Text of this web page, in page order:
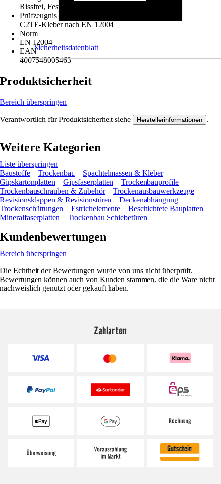
Rissfrei, Fest, Tragfähig
Prüfzeugnis
C2TE-Kleber nach EN 12004
Norm
EN 12004
EAN
4007548005463
Sicherheitsdatenblatt
Produktsicherheit
Bereich überspringen
Verantwortlich für Produktsicherheit siehe Herstellerinformationen .
Weitere Kategorien
Liste überspringen
Baustoffe
Trockenbau
Spachtelmassen & Kleber
Gipskartonplatten
Gipsfaserplatten
Trockenbauprofile
Trockenbauschrauben & Zubehör
Trockenausbauwerkzeuge
Revisionsklappen & Revisionstüren
Deckenabhängung
Trockenschüttungen
Estrichelemente
Beschichtete Bauplatten
Mineralfaserplatten
Trockenbau Schiebetüren
Kundenbewertungen
Bereich überspringen
Die Echtheit der Bewertungen wurde von uns nicht überprüft.
Bewertungen können auch von Kunden stammen, die die Ware nicht
nachweislich genutzt oder gekauft haben.
Zahlarten